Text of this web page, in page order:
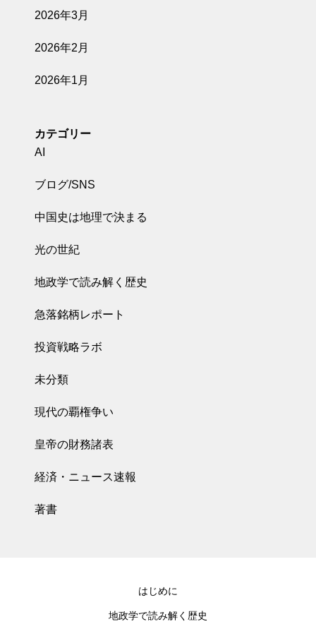
2026年3月
2026年2月
2026年1月
カテゴリー
AI
ブログ/SNS
中国史は地理で決まる
光の世紀
地政学で読み解く歴史
急落銘柄レポート
投資戦略ラボ
未分類
現代の覇権争い
皇帝の財務諸表
経済・ニュース速報
著書
はじめに
地政学で読み解く歴史